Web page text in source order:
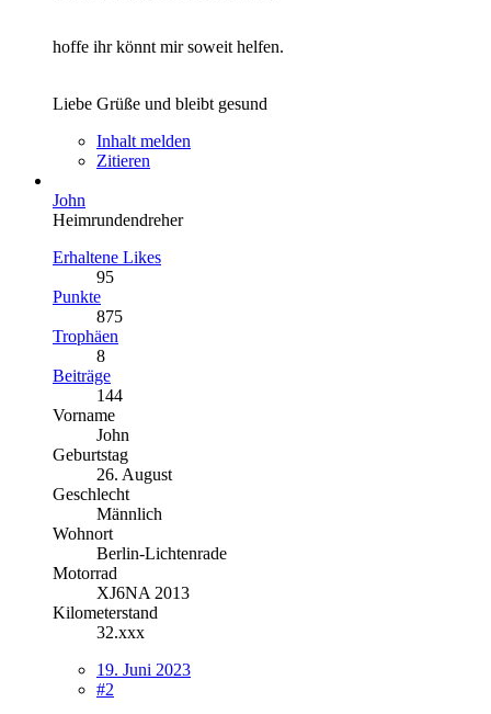
hoffe ihr könnt mir soweit helfen.
Liebe Grüße und bleibt gesund
Inhalt melden
Zitieren
John
Heimrundendreher
Erhaltene Likes
95
Punkte
875
Trophäen
8
Beiträge
144
Vorname
John
Geburtstag
26. August
Geschlecht
Männlich
Wohnort
Berlin-Lichtenrade
Motorrad
XJ6NA 2013
Kilometerstand
32.xxx
19. Juni 2023
#2